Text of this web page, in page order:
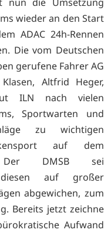
wieder an den Start
ADAC 24h-Rennen
Die vom Deutschen
gerufene Fahrer AG
Altfrid Heger,
ILN nach vielen
Sportwarten und
zu wichtigen
auf dem
Der DMSB sei
diesen auf großer
abgewichen, zum
Bereits jetzt zeichne
Aufwand